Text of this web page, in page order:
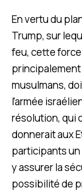
En vertu du
Trump, sur
feu, cette
musulmans,
l’armée
résolution, qui
donnerait aux
participants un
y assurer la
possibilité de